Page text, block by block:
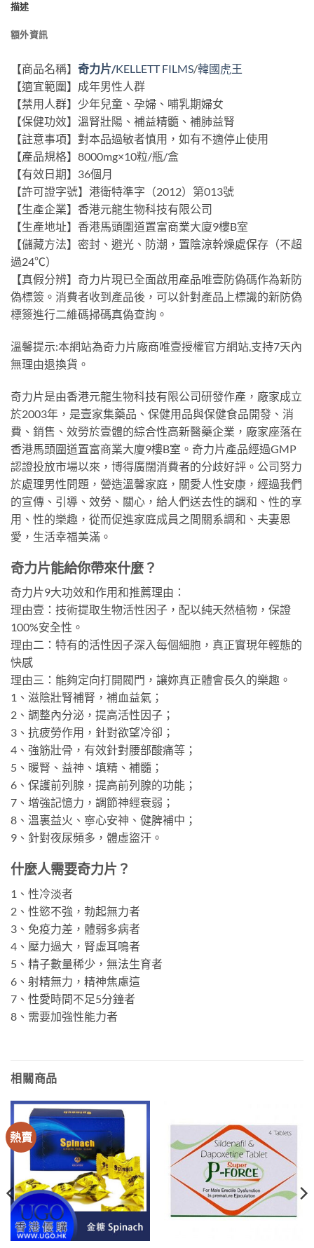
描述
額外資訊
【商品名稱】 奇力片/KELLETT FILMS/韓國虎王
【適宜範圍】成年男性人群
【禁用人群】少年兒童、孕婦、哺乳期婦女
【保健功效】溫腎壯陽、補益精髓、補肺益腎
【註意事項】對本品過敏者慎用，如有不適停止使用
【產品規格】8000mg×10粒/瓶/盒
【有效日期】36個月
【許可證字號】港衛特準字（2012）第013號
【生產企業】香港元龍生物科技有限公司
【生產地址】香港馬頭圍道置富商業大廈9樓B室
【儲藏方法】密封、避光、防潮，置陰涼幹燥處保存（不超
過24℃）
【真假分辨】奇力片現已全面啟用產品唯壹防偽碼作為新防
偽標簽。消費者收到產品後，可以針對產品上標識的新防偽
標簽進行二維碼掃碼真偽查詢。
溫馨提示:本網站為奇力片廠商唯壹授權官方網站,支持7天內
無理由退換貨。
奇力片是由香港元龍生物科技有限公司研發作產，廠家成立
於2003年，是壹家集藥品、保健用品與保健食品開發、消
費、銷售、效勞於壹體的綜合性高新醫藥企業，廠家座落在
香港馬頭圍道置富商業大廈9樓B室。奇力片產品經過GMP
認證投放市場以來，博得廣闊消費者的分歧好評。公司努力
於處理男性問題，營造溫馨家庭，關愛人性安康，經過我們
的宣傳、引導、效勞、關心，給人們送去性的調和、性的享
用、性的樂趣，從而促進家庭成員之間關系調和、夫妻恩
愛，生活幸福美滿。
奇力片能給你帶來什麼？
奇力片9大功效和作用和推薦理由：
理由壹：技術提取生物活性因子，配以純天然植物，保證
100%安全性。
理由二：特有的活性因子深入每個細胞，真正實現年輕態的
快感
理由三：能夠定向打開閥門，讓妳真正體會長久的樂趣。
1、滋陰壯腎補腎，補血益氣；
2、調整內分泌，提高活性因子；
3、抗疲勞作用，針對欲望冷卻；
4、強筋壯骨，有效針對腰部酸痛等；
5、暖腎、益神、填精、補髓；
6、保護前列腺，提高前列腺的功能；
7、增強記憶力，調節神經衰弱；
8、溫裏益火、寧心安神、健脾補中；
9、針對夜尿頻多，體虛盜汗。
什麼人需要奇力片？
1、性冷淡者
2、性慾不強，勃起無力者
3、免疫力差，體弱多病者
4、壓力過大，腎虛耳鳴者
5、精子數量稀少，無法生育者
6、射精無力，精神焦慮這
7、性愛時間不足5分鐘者
8、需要加強性能力者
相關商品
熱賣